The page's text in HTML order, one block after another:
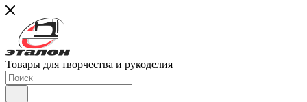
Товары для творчества и рукоделия